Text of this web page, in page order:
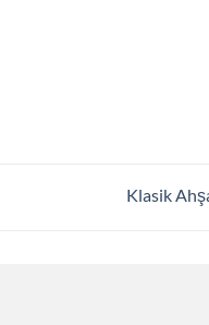
Klasik